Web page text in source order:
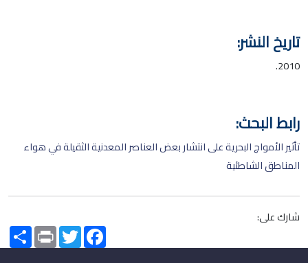
تاريخ النشر:
2010.
رابط البحث:
تأثير الأمواج البحرية على انتشار بعض العناصر المعدنية الثقيلة في هواء
المناطق الشاطئية
شارك على:
Share PrintTwitterFacebook